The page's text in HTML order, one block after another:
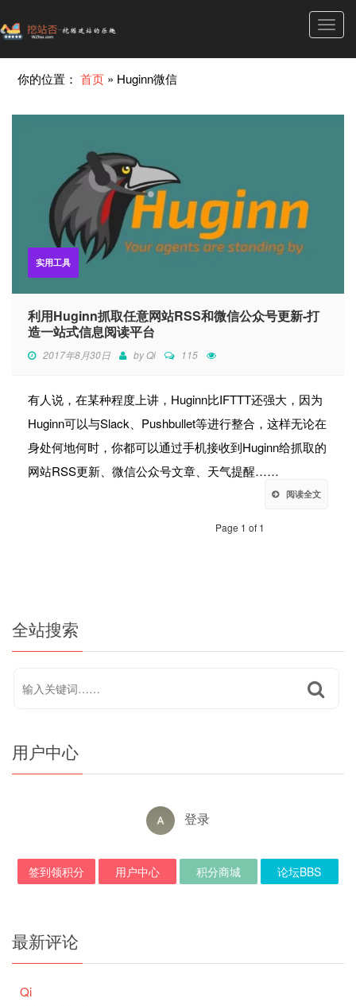
你的位置：首页 » Huginn微信
实用工具
利用Huginn抓取任意网站RSS和微信公众号更新-打
造一站式信息阅读平台
2017年8月30日 byQi 115
有人说，在某种程度上讲，Huginn比IFTTT还强大，因为
Huginn可以与Slack、Pushbullet等进行整合，这样无论在
身处何地何时，你都可以通过手机接收到Huginn给抓取的
网站RSS更新、微信公众号文章、天气提醒……
阅读全文
Page 1 of 1
全站搜索
用户中心
登录
签到领积分 用户中心 积分商城 论坛BBS
最新评论
Qi